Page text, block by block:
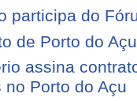
participa do
de Porto do
assina
no Porto do Açu